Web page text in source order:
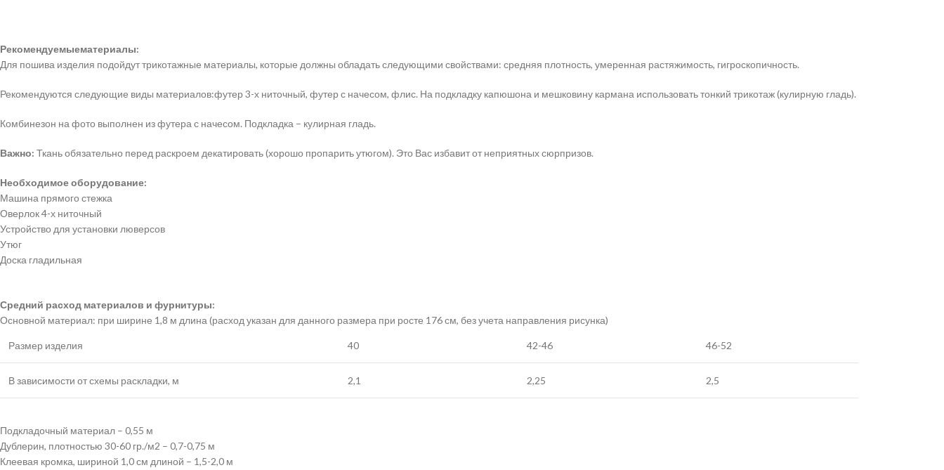
Рекомендуемыематериалы:
Для пошива изделия подойдут трикотажные материалы, которые должны обладать следующими свойствами: средняя плотность, умеренная растяжимость, гигроскопичность.
Рекомендуются следующие виды материалов:футер 3-х ниточный, футер с начесом, флис. На подкладку капюшона и мешковину кармана использовать тонкий трикотаж (кулирную гладь).
Комбинезон на фото выполнен из футера с начесом. Подкладка – кулирная гладь.
Важно: Ткань обязательно перед раскроем декатировать (хорошо пропарить утюгом). Это Вас избавит от неприятных сюрпризов.
Необходимое оборудование:
Машина прямого стежка
Оверлок 4-х ниточный
Устройство для установки люверсов
Утюг
Доска гладильная
Средний расход материалов и фурнитуры:
Основной материал: при ширине 1,8 м длина (расход указан для данного размера при росте 176 см, без учета направления рисунка)
Размер изделия 40 42-46 46-52
В зависимости от схемы раскладки, м 2,1 2,25 2,5
Подкладочный материал – 0,55 м
Дублерин, плотностью 30-60 гр./м2 – 0,7-0,75 м
Клеевая кромка, шириной 1,0 см длиной – 1,5-2,0 м